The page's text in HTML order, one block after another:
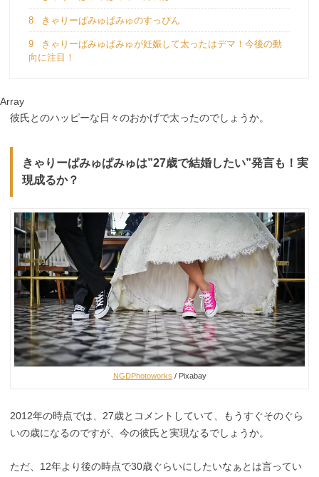
8 きゃりーぱみゅぱみゅのすっぴん
9
きゃりーぱみゅぱみゅが妊娠して太ったはデマ！今後の動
向に注目！
Array
彼氏とのハッピーな日々のおかげで太ったのでしょうか。
きゃりーぱみゅぱみゅは”27歳で結婚したい”発言も！実
現成るか？
NGDPhotoworks / Pixabay
2012年の時点では、27歳とコメントしていて、もうすぐそのぐら
いの歳になるのですが、今の彼氏と実現なるでしょうか。
ただ、12年より後の時点で30歳ぐらいにしたいなぁとは言ってい